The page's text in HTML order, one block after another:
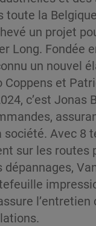
toute la
un projet
Long. Fondée
un nouvel
Coppens et
c’est Jonas
société. Avec 8
sur les routes
l’entretien